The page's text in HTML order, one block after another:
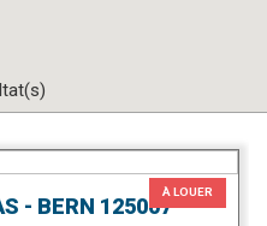
- BERN 125007
À LOUER